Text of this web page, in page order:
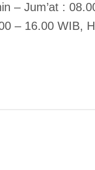
– Jum’at :
– 16.00 WIB,